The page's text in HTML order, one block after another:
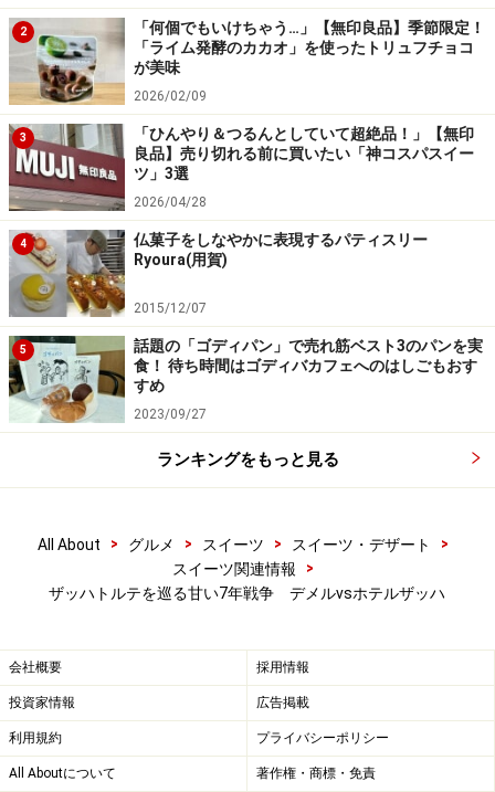
2
「何個でもいけちゃう…」【無印良品】季節限定！
「ライム発酵のカカオ」を使ったトリュフチョコ
が美味
2026/02/09
3
「ひんやり＆つるんとしていて超絶品！」【無印
良品】売り切れる前に買いたい「神コスパスイー
ツ」3選
2026/04/28
4
仏菓子をしなやかに表現するパティスリー
Ryoura(用賀)
2015/12/07
5
話題の「ゴディパン」で売れ筋ベスト3のパンを実
食！ 待ち時間はゴディバカフェへのはしごもおす
すめ
2023/09/27
ランキングをもっと見る
All About > グルメ > スイーツ > スイーツ・デザート
>
スイーツ関連情報
>
ザッハトルテを巡る甘い7年戦争 デメルvsホテルザッハ
会社概要 採用情報
投資家情報 広告掲載
利用規約 プライバシーポリシー
All Aboutについて 著作権・商標・免責